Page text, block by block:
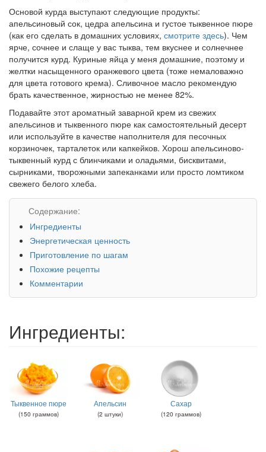
Основой курда выступают следующие продукты:
апельсиновый сок, цедра апельсина и густое тыквенное пюре
(как его сделать в домашних условиях, смотрите здесь). Чем
ярче, сочнее и слаще у вас тыква, тем вкуснее и солнечнее
получится курд. Куриные яйца у меня домашние, поэтому и
желтки насыщенного оранжевого цвета (тоже немаловажно
для цвета готового крема). Сливочное масло рекомендую
брать качественное, жирностью не менее 82%.
Подавайте этот ароматный заварной крем из свежих
апельсинов и тыквенного пюре как самостоятельный десерт
или используйте в качестве наполнителя для песочных
корзиночек, тарталеток или капкейков. Хорош апельсиново-
тыквенный курд с блинчиками и оладьями, бисквитами,
сырниками, творожными запеканками или просто ломтиком
свежего белого хлеба.
Содержание:
Ингредиенты
Энергетическая ценность
Приготовление по шагам
Похожие рецепты
Комментарии
Ингредиенты:
Тыквенное пюре
(150 граммов)
Апельсин
(2 штуки)
Сахар
(120 граммов)